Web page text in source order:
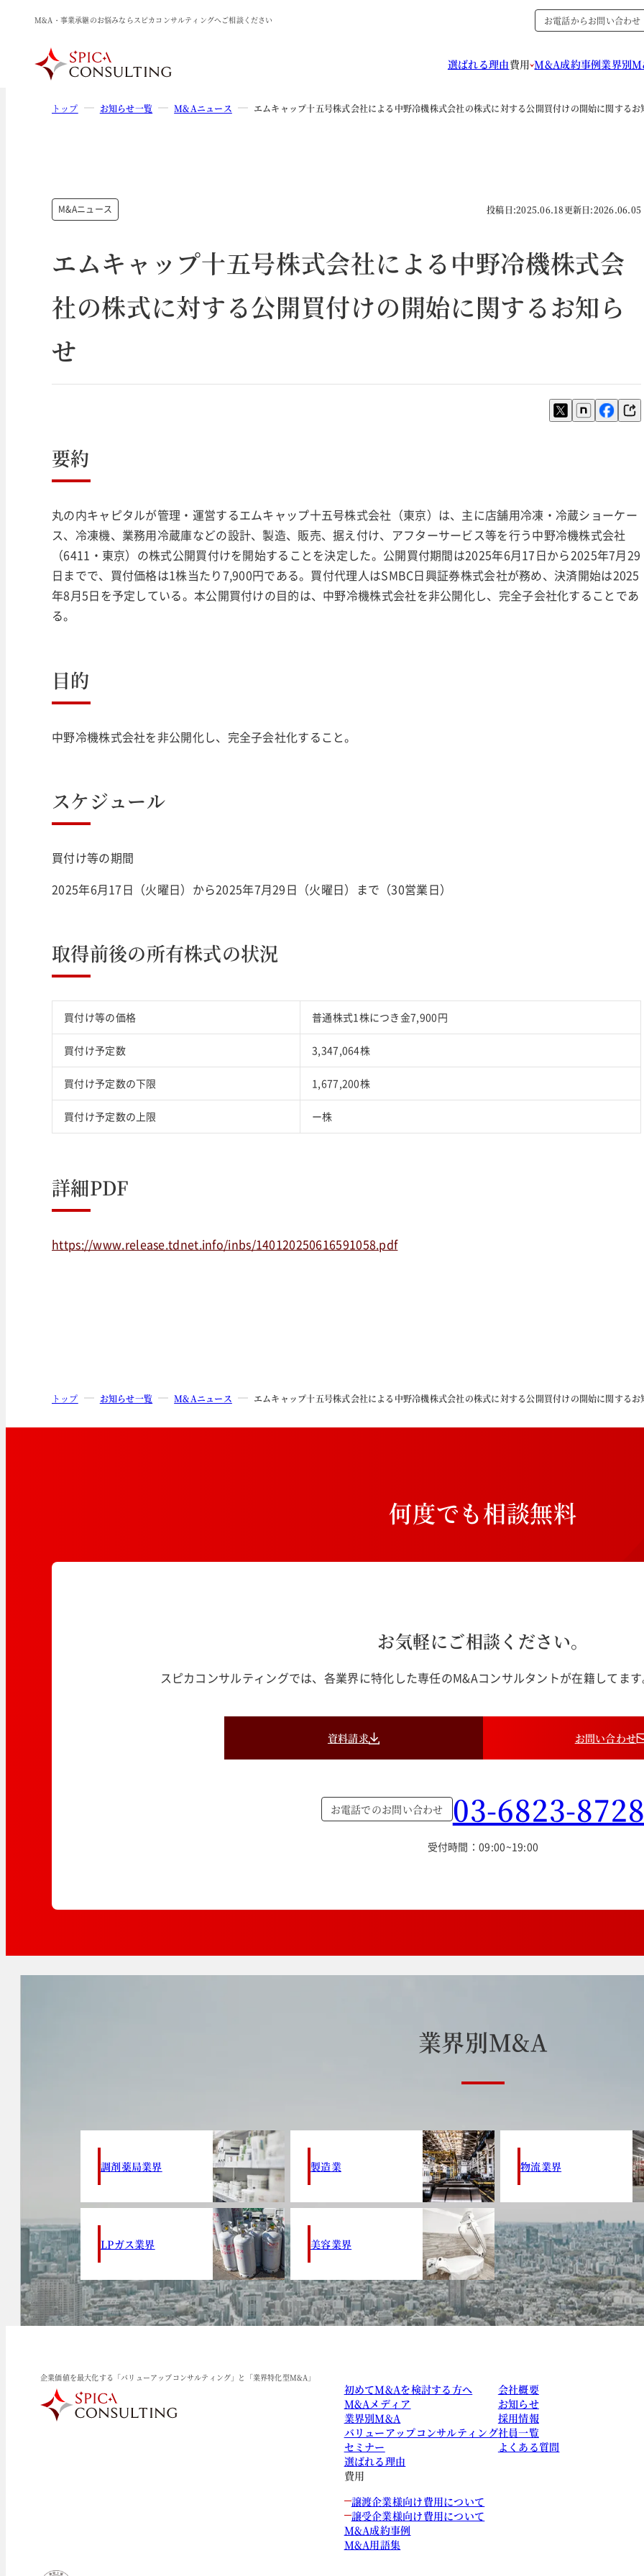
M&A・事業承継のお悩みならスピカコンサルティングへご相談ください お電話からお問い合わせ
選ばれる理由費用 M&A成約事例業界別
トップ お知らせ一覧 M&Aニュース エムキャップ十五号株式会社による中野冷機株式会社の株式に対する公開買付けの開始に関するお
M&Aニュース 投稿日:2025.06.18更新日:2026.06.05
エムキャップ十五号株式会社による中野冷機株式会
社の株式に対する公開買付けの開始に関するお知ら
せ
要約
丸の内キャピタルが管理・運営するエムキャップ十五号株式会社（東京）は、主に店舗用冷凍・冷蔵ショーケー
ス、冷凍機、業務用冷蔵庫などの設計、製造、販売、据え付け、アフターサービス等を行う中野冷機株式会社
（6411・東京）の株式公開買付けを開始することを決定した。公開買付期間は2025年6月17日から2025年7月29
日までで、買付価格は1株当たり7,900円である。買付代理人はSMBC日興証券株式会社が務め、決済開始は2025
年8月5日を予定している。本公開買付けの目的は、中野冷機株式会社を非公開化し、完全子会社化することであ
る。
目的
中野冷機株式会社を非公開化し、完全子会社化すること。
スケジュール
買付け等の期間
2025年6月17日（火曜日）から2025年7月29日（火曜日）まで（30営業日）
取得前後の所有株式の状況
買付け等の価格 普通株式1株につき金7,900円
買付け予定数 3,347,064株
買付け予定数の下限 1,677,200株
買付け予定数の上限 ー株
詳細PDF
https://www.release.tdnet.info/inbs/140120250616591058.pdf
トップ お知らせ一覧 M&Aニュース エムキャップ十五号株式会社による中野冷機株式会社の株式に対する公開買付けの開始に関するお
何度でも相談無料
お気軽にご相談ください。
スピカコンサルティングでは、各業界に特化した専任のM&Aコンサルタントが在籍してま
資料請求 お問い合わせ
お電話でのお問い合わせ 03-6823-
受付時間：09:00~19:00
業界別M&A
調剤薬局業界 製造業 物流業界
LPガス業界 美容業界
企業価値を最大化する「バリューアップコンサルティング」と「業界特化型M&A」
初めてM&Aを検討する方へ
M&Aメディア
業界別M&A
バリューアップコンサルティング
セミナー
選ばれる理由
費用
譲渡企業様向け費用について
譲受企業様向け費用について
M&A成約事例
M&A用語集
会社概要
お知らせ
採用情報
社員一覧
よくある質問